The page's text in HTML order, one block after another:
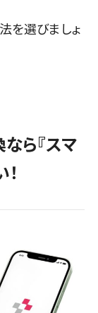
を選びましょ
ら『スマ